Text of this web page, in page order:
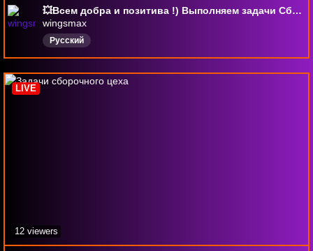
💥Всем добра и позитива !) Выполняем задачи Сборочного Цеха + задачи к ДР + фарм серы💥
wingsmax
Русский
LIVE
12 viewers